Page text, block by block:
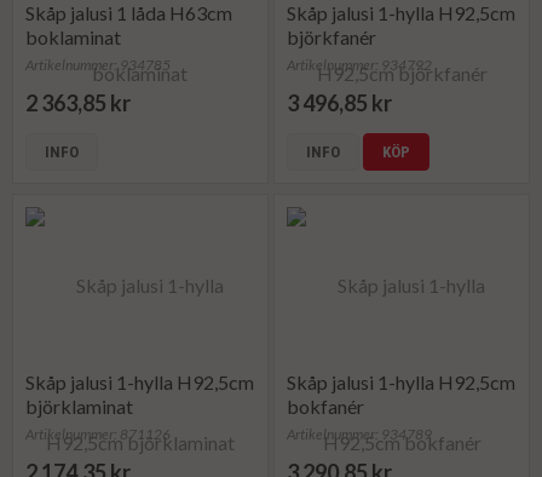
Skåp jalusi 1 låda H63cm
boklaminat
Artikelnummer: 934785
2 363,85 kr
INFO
Skåp jalusi 1-hylla H92,5cm
björkfanér
Artikelnummer: 934792
3 496,85 kr
INFO KÖP
Skåp jalusi 1-hylla H92,5cm
björklaminat
Artikelnummer: 871126
Skåp jalusi 1-hylla H92,5cm
bokfanér
Artikelnummer: 934789